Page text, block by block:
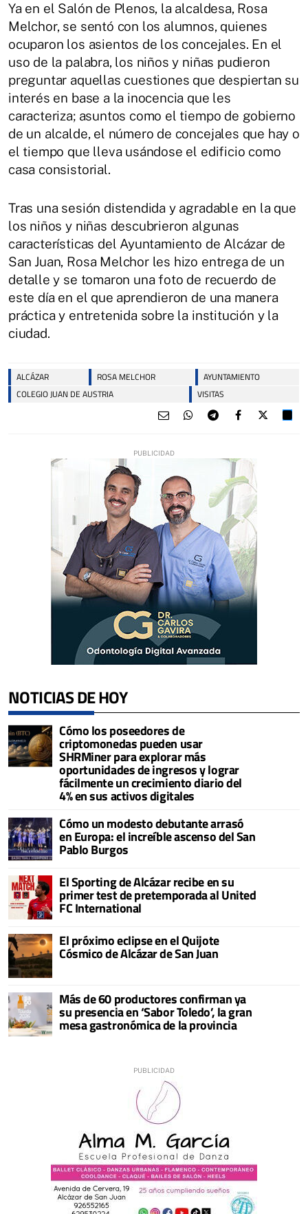
Ya en el Salón de Plenos, la alcaldesa, Rosa
Melchor, se sentó con los alumnos, quienes
ocuparon los asientos de los concejales. En el
uso de la palabra, los niños y niñas pudieron
preguntar aquellas cuestiones que despiertan su
interés en base a la inocencia que les
caracteriza; asuntos como el tiempo de gobierno
de un alcalde, el número de concejales que hay o
el tiempo que lleva usándose el edificio como
casa consistorial.
Tras una sesión distendida y agradable en la que
los niños y niñas descubrieron algunas
características del Ayuntamiento de Alcázar de
San Juan, Rosa Melchor les hizo entrega de un
detalle y se tomaron una foto de recuerdo de
este día en el que aprendieron de una manera
práctica y entretenida sobre la institución y la
ciudad.
ALCÁZAR ROSA MELCHOR
AYUNTAMIENTO
COLEGIO JUAN DE AUSTRIA
VISITAS
NOTICIAS DE HOY
Cómo los poseedores de
criptomonedas pueden usar
SHRMiner para explorar más
oportunidades de ingresos y lograr
fácilmente un crecimiento diario del
4% en sus activos digitales
Cómo un modesto debutante arrasó
en Europa: el increíble ascenso del San
Pablo Burgos
El Sporting de Alcázar recibe en su
primer test de pretemporada al United
FC International
El próximo eclipse en el Quijote
Cósmico de Alcázar de San Juan
Más de 60 productores confirman ya
su presencia en ‘Sabor Toledo’, la gran
mesa gastronómica de la provincia